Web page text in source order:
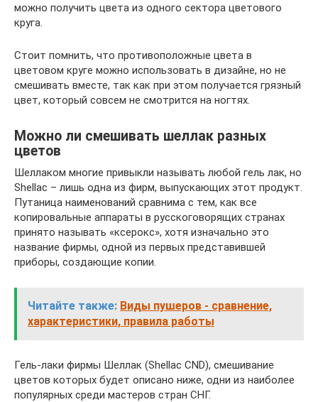
можно получить цвета из одного сектора цветового
круга.
Стоит помнить, что противоположные цвета в
цветовом круге можно использовать в дизайне, но не
смешивать вместе, так как при этом получается грязный
цвет, который совсем не смотрится на ногтях.
Можно ли смешивать шеллак разных
цветов
Шеллаком многие привыкли называть любой гель лак, но
Shellac – лишь одна из фирм, выпускающих этот продукт.
Путаница наименований сравнима с тем, как все
копировальные аппараты в русскоговорящих странах
принято называть «ксерокс», хотя изначально это
название фирмы, одной из первых представившей
приборы, создающие копии.
Читайте также: Виды пушеров - сравнение,
характеристики, правила работы
Гель-лаки фирмы Шеллак (Shellac CND), смешивание
цветов которых будет описано ниже, одни из наиболее
популярных среди мастеров стран СНГ.